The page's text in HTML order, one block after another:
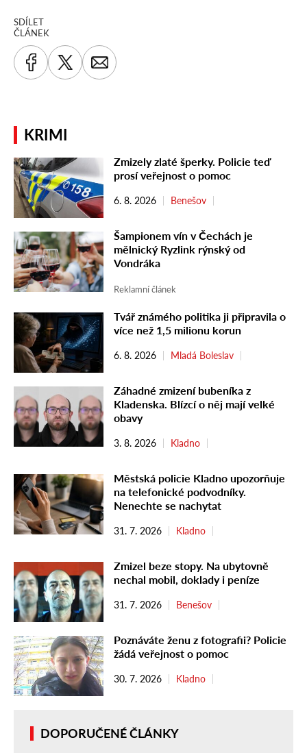
SDÍLET
ČLÁNEK
KRIMI
Zmizely zlaté šperky. Policie teď
prosí veřejnost o pomoc
6. 8. 2026 Benešov
Šampionem vín v Čechách je
mělnický Ryzlink rýnský od
Vondráka
Reklamní článek
Tvář známého politika ji připravila o
více než 1,5 milionu korun
6. 8. 2026 Mladá Boleslav
Záhadné zmizení bubeníka z
Kladenska. Blízcí o něj mají velké
obavy
3. 8. 2026 Kladno
Městská policie Kladno upozorňuje
na telefonické podvodníky.
Nenechte se nachytat
31. 7. 2026 Kladno
Zmizel beze stopy. Na ubytovně
nechal mobil, doklady i peníze
31. 7. 2026 Benešov
Poznáváte ženu z fotografii? Policie
žádá veřejnost o pomoc
30. 7. 2026 Kladno
DOPORUČENÉ ČLÁNKY